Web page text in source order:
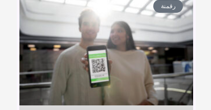
رقمنة